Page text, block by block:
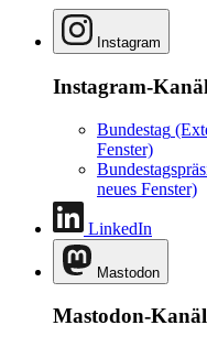
Instagram
Instagram-
Bundestag
Fenster)
neues Fenster)
LinkedIn
Mastodon
Mastodon-